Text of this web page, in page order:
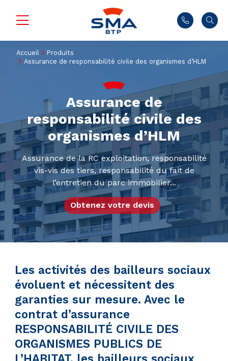
Accueil
Produits
Assurance de responsabilité civile des organismes d’HLM
Assurance de
responsabilité civile des
organismes d’HLM
Assurance de la RC exploitation, responsabilité
vis-vis des tiers, responsabilité du fait de
l’entretien du parc immobilier...
Obtenez votre devis
Les activités des bailleurs sociaux
évoluent et nécessitent des
garanties sur mesure. Avec le
contrat d’assurance
RESPONSABILITÉ CIVILE DES
ORGANISMES PUBLICS DE
L’HABITAT, les bailleurs sociaux